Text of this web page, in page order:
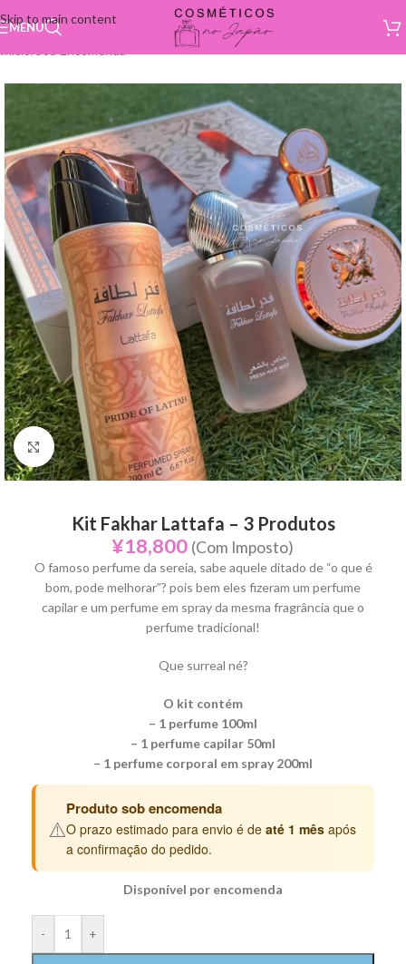
Skip to main content
MENU
Click to enlarge
Kit Fakhar Lattafa – 3 Produtos
¥18,800 (Com Imposto)
O famoso perfume da sereia, sabe aquele ditado de “o que é
bom, pode melhorar”? pois bem eles fizeram um perfume
capilar e um perfume em spray da mesma fragrância que o
perfume tradicional!
Que surreal né?
O kit contém
– 1 perfume 100ml
– 1 perfume capilar 50ml
– 1 perfume corporal em spray 200ml
⚠️
Produto sob encomenda
O prazo estimado para envio é de até 1 mês após
a confirmação do pedido.
Disponível por encomenda
- +